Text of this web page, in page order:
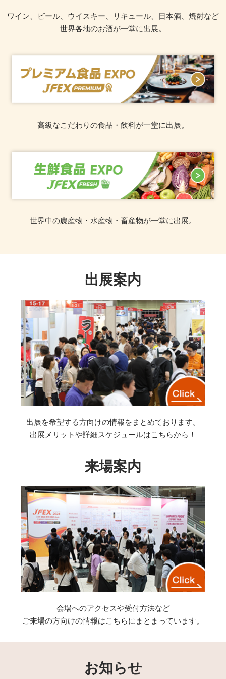
ワイン、ビール、ウイスキー、リキュール、日本酒、焼酎など
世界各地のお酒が一堂に出展。
高級なこだわりの食品・飲料が一堂に出展。
世界中の農産物・水産物・畜産物が一堂に出展。
出展案内
出展を希望する方向けの情報をまとめております。
出展メリットや詳細スケジュールはこちらから！
来場案内
会場へのアクセスや受付方法など
ご来場の方向けの情報はこちらにまとまっています。
お知らせ